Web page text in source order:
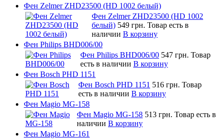
Фен Zelmer ZHD23500 (HD 1002 белый)
Фен Zelmer ZHD23500 (HD 1002
белый) 549 грн. Товар есть в
наличии В корзину
Фен Philips BHD006/00
Фен Philips BHD006/00 547 грн. Товар
есть в наличии В корзину
Фен Bosch PHD 1151
Фен Bosch PHD 1151 516 грн. Товар
есть в наличии В корзину
Фен Magio MG-158
Фен Magio MG-158 513 грн. Товар есть в
наличии В корзину
Фен Magio MG-161